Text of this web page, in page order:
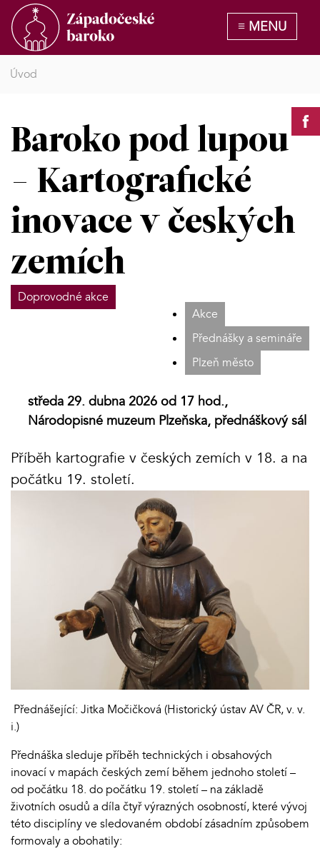
Úvod
Baroko pod lupou
- Kartografické
inovace v českých
zemích
Doprovodné akce
Akce
Přednášky a semináře
Plzeň město
středa 29. dubna 2026 od 17 hod.,
Národopisné muzeum Plzeňska, přednáškový sál
Příběh kartografie v českých zemích v 18. a na
počátku 19. století.
Přednášející: Jitka Močičková (Historický ústav AV ČR, v. v.
i.)
Přednáška sleduje příběh technických i obsahových
inovací v mapách českých zemí během jednoho století –
od počátku 18. do počátku 19. století – na základě
životních osudů a díla čtyř výrazných osobností, které vývoj
této disciplíny ve sledovaném období zásadním způsobem
formovaly a obohatily: